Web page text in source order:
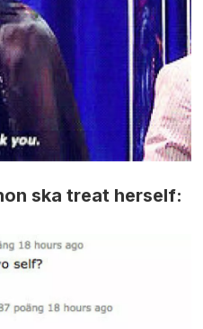
ska treat herself: